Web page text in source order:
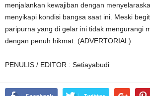
menjalankan kewajiban dengan
menyikapi kondisi bangsa saat ini. Meski
paripurna yang di gelar ini tidak mengurangi
dengan penuh hikmat. (ADVERTORIAL)
PENULIS / EDITOR : Setiayabudi